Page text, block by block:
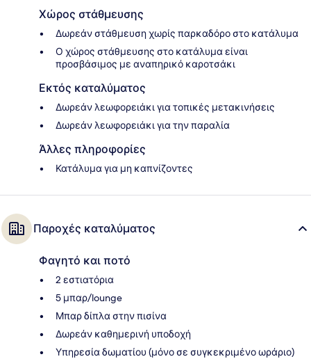
Χώρος στάθμευσης
Δωρεάν στάθμευση χωρίς παρκαδόρο στο κατάλυμα
Ο χώρος στάθμευσης στο κατάλυμα είναι
προσβάσιμος με αναπηρικό καροτσάκι
Εκτός καταλύματος
Δωρεάν λεωφορειάκι για τοπικές μετακινήσεις
Δωρεάν λεωφορειάκι για την παραλία
Άλλες πληροφορίες
Κατάλυμα για μη καπνίζοντες
Παροχές καταλύματος
Φαγητό και ποτό
2 εστιατόρια
5 μπαρ/lounge
Μπαρ δίπλα στην πισίνα
Δωρεάν καθημερινή υποδοχή
Υπηρεσία δωματίου (μόνο σε συγκεκριμένο ωράριο)